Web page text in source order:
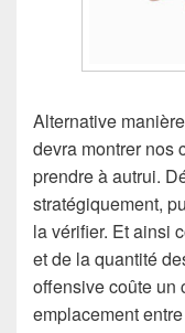
Alternative
devra montrer nos
prendre à autrui.
stratégiquement,
la vérifier. Et ainsi
et de la quantité
offensive coûte un
emplacement